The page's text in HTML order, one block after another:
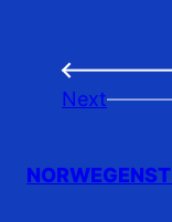
←
Next